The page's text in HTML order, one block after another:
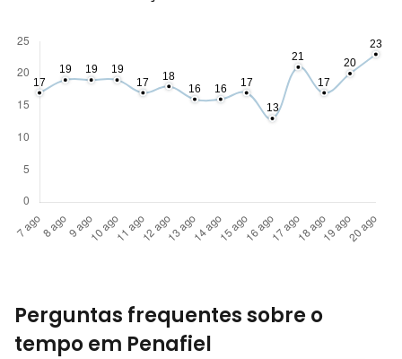
Perguntas frequentes sobre o
tempo em Penafiel